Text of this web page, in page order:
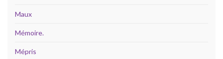
Maux
Mémoire.
Mépris